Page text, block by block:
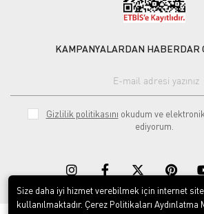
KAMPANYALARDAN HABERDAR
Gizlilik politikasını okudum ve
ediyorum.
Size daha iyi hizmet verebilmek için internet
kullanılmaktadır. Çerez Politikaları Aydınlatma